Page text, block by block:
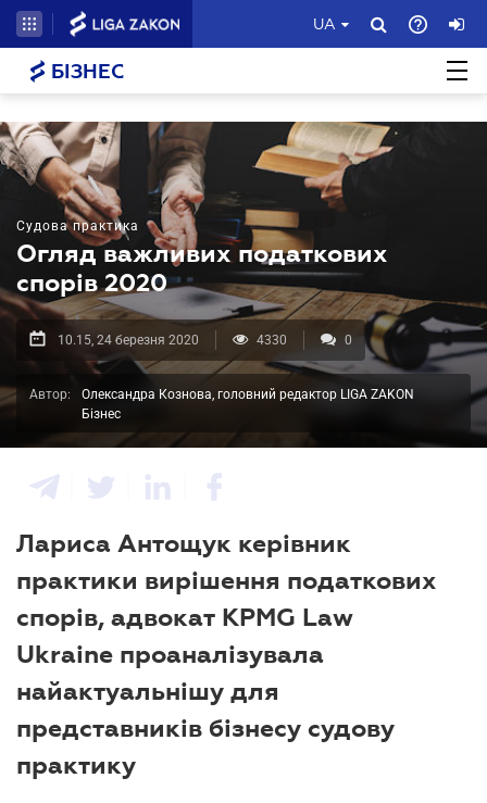
UA
БІЗНЕС
Судова практика
Огляд важливих податкових
спорів 2020
10.15, 24 березня 2020 4330 0
Автор:
Олександра Кознова, головний редактор LIGA ZAKON
Бізнес
Лариса Антощук керівник
практики вирішення податкових
спорів, адвокат KPMG Law
Ukraine проаналізувала
найактуальнішу для
представників бізнесу судову
практику